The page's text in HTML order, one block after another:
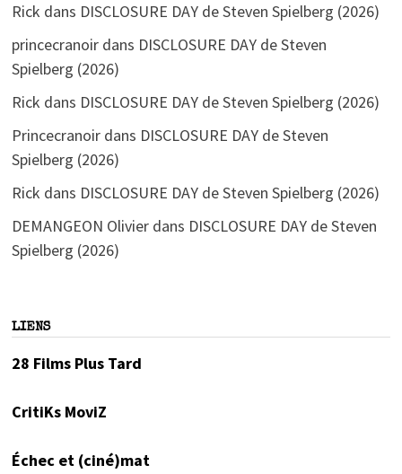
Rick dans DISCLOSURE DAY de Steven Spielberg (2026)
princecranoirdans DISCLOSURE DAY de Steven
Spielberg (2026)
Rick dans DISCLOSURE DAY de Steven Spielberg (2026)
Princecranoirdans DISCLOSURE DAY de Steven
Spielberg (2026)
Rick dans DISCLOSURE DAY de Steven Spielberg (2026)
DEMANGEON Olivierdans DISCLOSURE DAY de Steven
Spielberg (2026)
LIENS
28 Films Plus Tard
CritiKs MoviZ
Échec et (ciné)mat